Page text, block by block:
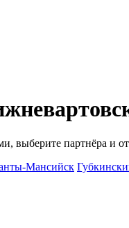
выберите партнёра и
Мансийск